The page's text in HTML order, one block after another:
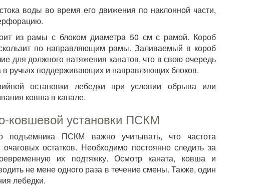
воды во время его движения по наклонной части,
из рамы с блоком диаметра 50 см с рамой. Короб
по направляющим рамы. Заливаемый в короб
для должного натяжения канатов, что в свою очередь
в ручьях поддерживающих и направляющих блоков.
остановки лебедки при условии обрыва или
ковша в канале.
ковшевой установки ПСКМ
подъемника ПСКМ важно учитывать, что частота
остатков. Необходимо постоянно следить за
их подтяжку. Осмотр каната, ковша и
не мене одного раза в течение смены. Также, один
лебедки.